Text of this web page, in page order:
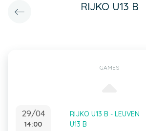
RIJKO U13 B
GAMES
29/04
14:00
RIJKO U13 B - LEUVEN
U13 B